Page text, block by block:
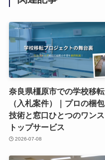
奈良県橿原市での学校移転
（入札案件）｜プロの梱包
技術と窓口ひとつのワンス
トップサービス
2026-07-08